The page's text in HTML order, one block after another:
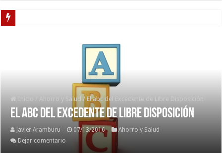
Inicio / Ahorro y Salud / El abc del Excedente de Libre Disposición
El abc del Excedente de Libre Disposición
Javier Aramburu 07/13/2016
Ahorro y Salud
Dejar comentario